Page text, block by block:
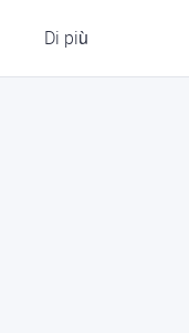
Di più